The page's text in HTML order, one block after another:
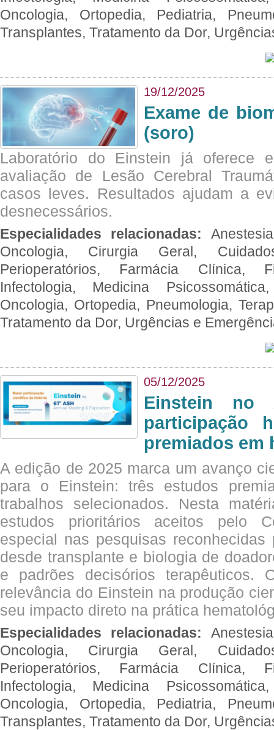
Oncologia, Ortopedia, Pediatria,
Transplantes, Tratamento da Dor,
19/12/2025
Exame de
(soro)
Laboratório do Einstein já oferece
avaliação de Lesão Cerebral
casos leves. Resultados ajudam a
desnecessários.
Especialidades relacionadas:
Oncologia, Cirurgia Geral,
Perioperatórios, Farmácia Clínica,
Infectologia, Medicina
Oncologia, Ortopedia, Pneumologia,
Tratamento da Dor, Urgências e
05/12/2025
Einstein no
participação
premiados em
A edição de 2025 marca um avanço
para o Einstein: três estudos
trabalhos selecionados. Nesta
estudos prioritários aceitos pelo
especial nas pesquisas
desde transplante e biologia de
e padrões decisórios terapêuticos.
relevância do Einstein na produção
seu impacto direto na prática
Especialidades relacionadas:
Oncologia, Cirurgia Geral,
Perioperatórios, Farmácia Clínica,
Infectologia, Medicina
Oncologia, Ortopedia, Pediatria,
Transplantes, Tratamento da Dor,